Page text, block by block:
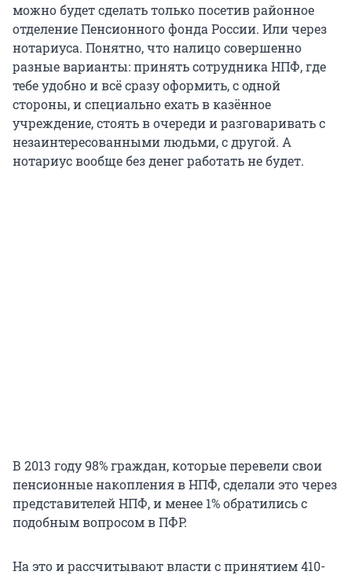
можно будет сделать только посетив районное
отделение Пенсионного фонда России. Или через
нотариуса. Понятно, что налицо совершенно
разные варианты: принять сотрудника НПФ, где
тебе удобно и всё сразу оформить, с одной
стороны, и специально ехать в казённое
учреждение, стоять в очереди и разговаривать с
незаинтересованными людьми, с другой. А
нотариус вообще без денег работать не будет.
В 2013 году 98% граждан, которые перевели свои
пенсионные накопления в НПФ, сделали это через
представителей НПФ, и менее 1% обратились с
подобным вопросом в ПФР.
На это и рассчитывают власти с принятием 410-